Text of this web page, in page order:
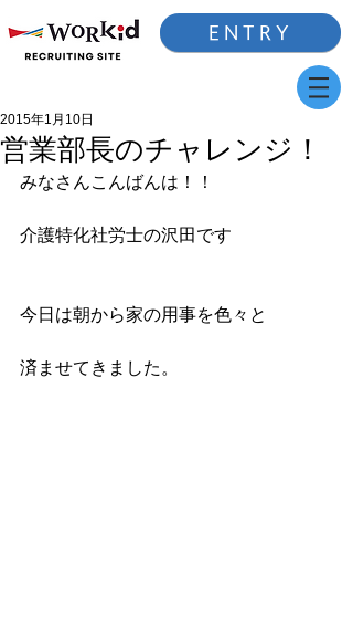
ENTRY
営業部長のチャレンジ！
2015年1月10日
みなさんこんばんは！！
介護特化社労士の沢田です
今日は朝から家の用事を色々と
済ませてきました。